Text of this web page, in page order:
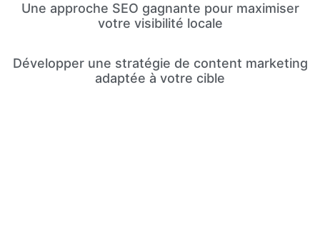
Une approche SEO gagnante pour maximiser
votre visibilité locale
Développer une stratégie de content marketing
adaptée à votre cible